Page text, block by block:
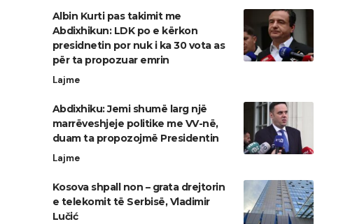
Albin Kurti pas takimit me
Abdixhikun: LDK po e kërkon
presidnetin por nuk i ka 30 vota as
për ta propozuar emrin
Lajme
Abdixhiku: Jemi shumë larg një
marrëveshjeje politike me VV-në,
duam ta propozojmë Presidentin
Lajme
Kosova shpall non – grata drejtorin
e telekomit të Serbisë, Vladimir
Lučić